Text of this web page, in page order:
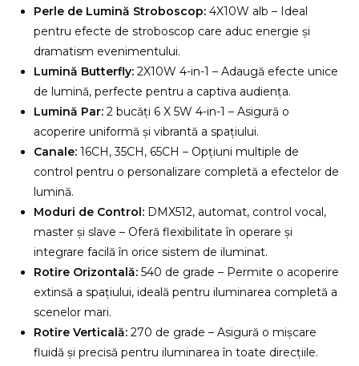
Perle de Lumină Stroboscop: 4X10W alb – Ideal
pentru efecte de stroboscop care aduc energie și
dramatism evenimentului.
Lumină Butterfly: 2X10W 4-in-1 – Adaugă efecte unice
de lumină, perfecte pentru a captiva audiența.
Lumină Par: 2 bucăți 6 X 5W 4-in-1 – Asigură o
acoperire uniformă și vibrantă a spațiului.
Canale: 16CH, 35CH, 65CH – Opțiuni multiple de
control pentru o personalizare completă a efectelor de
lumină.
Moduri de Control: DMX512, automat, control vocal,
master și slave – Oferă flexibilitate în operare și
integrare facilă în orice sistem de iluminat.
Rotire Orizontală: 540 de grade – Permite o acoperire
extinsă a spațiului, ideală pentru iluminarea completă a
scenelor mari.
Rotire Verticală: 270 de grade – Asigură o mișcare
fluidă și precisă pentru iluminarea în toate direcțiile.